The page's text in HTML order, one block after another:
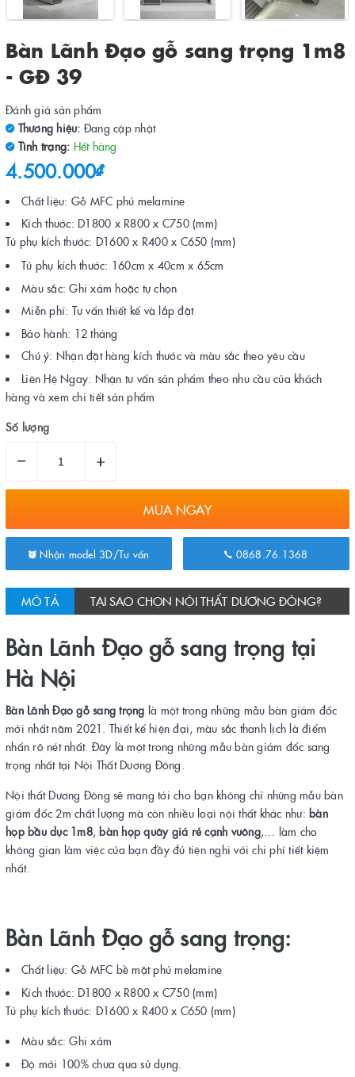
Bàn Lãnh Đạo gỗ sang trọng 1m8
- GĐ 39
Đánh giá sản phẩm
Thương hiệu: Đang cập nhật
Tình trạng: Hết hàng
4.500.000₫
Chất liệu: Gỗ MFC phủ melamine
Kích thước: D1800 x R800 x C750 (mm)
Tủ phụ kích thước: D1600 x R400 x C650 (mm)
Tủ phụ kích thước: 160cm x 40cm x 65cm
Màu sắc: Ghi xám hoặc tự chọn
Miễn phí: Tư vấn thiết kế và lắp đặt
Bảo hành: 12 tháng
Chú ý: Nhận đặt hàng kích thước và màu sắc theo yêu cầu
Liên Hệ Ngay: Nhận tư vấn sản phẩm theo nhu cầu của khách
hàng và xem chi tiết sản phẩm
Số lượng
– +
MUA NGAY
Nhận model 3D/Tư vấn 0868.76.1368
MÔ TẢ TẠI SAO CHỌN NỘI THẤT DƯƠNG ĐÔNG?
Bàn Lãnh Đạo gỗ sang trọng tại
Hà Nội
Bàn Lãnh Đạo gỗ sang trọng là một trong những mẫu bàn giám đốc
mới nhất năm 2021. Thiết kế hiện đại, màu sắc thanh lịch là điểm
nhấn rõ nét nhất. Đây là một trong những mẫu bàn giám đốc sang
trọng nhất tại Nội Thất Dương Đông.
Nội thất Dương Đông sẽ mang tới cho bạn không chỉ những mẫu bàn
giám đốc 2m chất lượng mà còn nhiều loại nội thất khác như: bàn
họp bầu dục 1m8, bàn họp quây giá rẻ cạnh vuông,… làm cho
không gian làm việc của bạn đầy đủ tiện nghi với chi phí tiết kiệm
nhất.
Bàn Lãnh Đạo gỗ sang trọng:
Chất liệu: Gỗ MFC bề mặt phủ melamine
Kích thước: D1800 x R800 x C750 (mm)
Tủ phụ kích thước: D1600 x R400 x C650 (mm)
Màu sắc: Ghi xám
Độ mới 100% chưa qua sử dụng.